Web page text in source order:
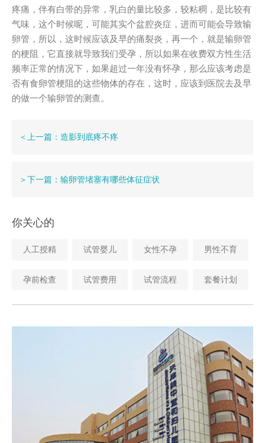
疼痛，伴有白带的异常，乳白的量比较多，较粘稠，是比较有
气味，这个时候呢，可能其实个盆腔炎症，进而可能会导致输
卵管，所以，这时候应该及早的痛裂炎，再一个，就是输卵管
的梗阻，它直接就导致我们受孕，所以如果在收费双方性生活
频率正常的情况下，如果超过一年没有怀孕，那么应该考虑是
否有食卵管梗阻的这些物体的存在，这时，应该到医院去及早
的做一个输卵管的测查。
＜上一篇：造影到底疼不疼
＞下一篇：输卵管堵塞有哪些体征症状
你关心的
人工授精 试管婴儿 女性不孕 男性不育
孕前检查 试管费用 试管流程 套餐计划